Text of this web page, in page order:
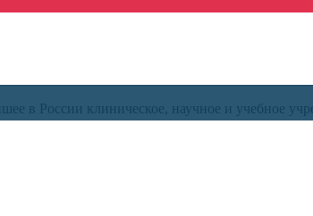
в России клиническое, научное и учебное